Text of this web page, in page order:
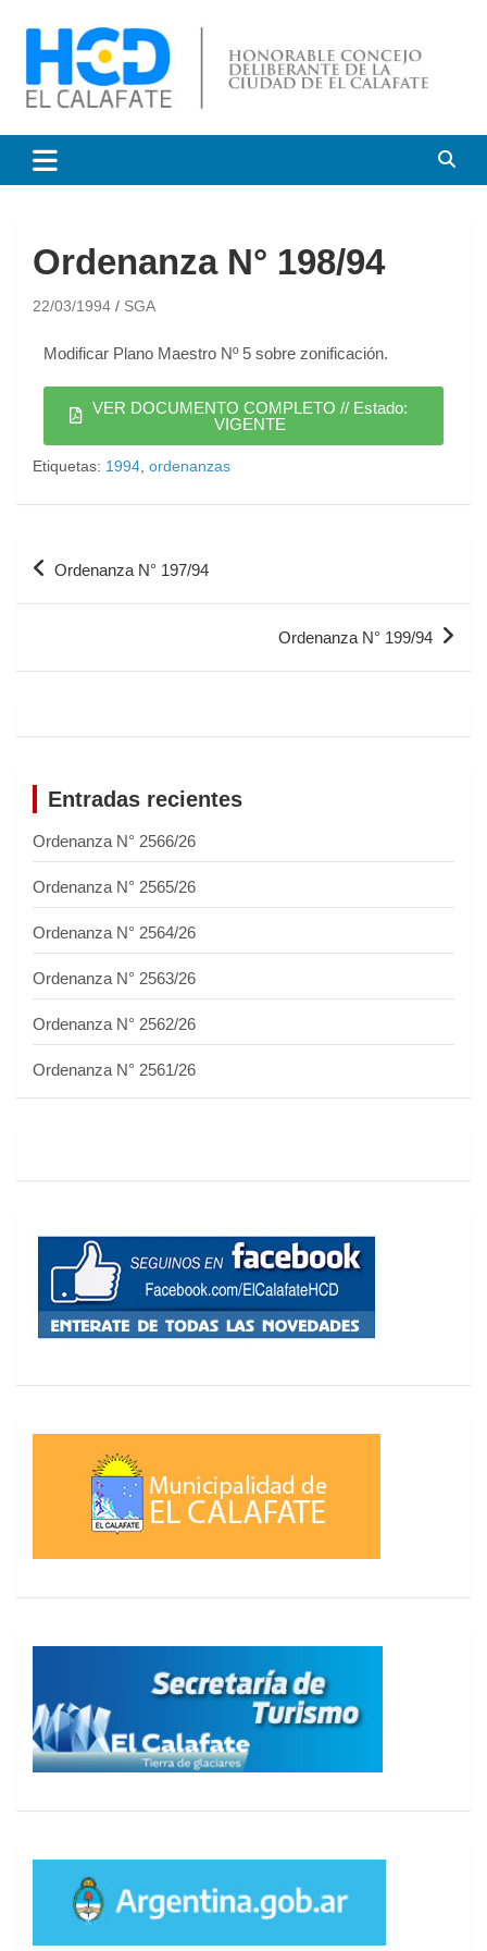
Honorable Concejo
Deliberante de El Calafate
Ordenanza N° 198/94
22/03/1994 SGA
Modificar Plano Maestro Nº 5 sobre zonificación.
VER DOCUMENTO COMPLETO // Estado:
VIGENTE
Etiquetas: 1994 ordenanzas
Ordenanza N° 197/94
Ordenanza N° 199/94
Entradas recientes
Ordenanza N° 2566/26
Ordenanza N° 2565/26
Ordenanza N° 2564/26
Ordenanza N° 2563/26
Ordenanza N° 2562/26
Ordenanza N° 2561/26